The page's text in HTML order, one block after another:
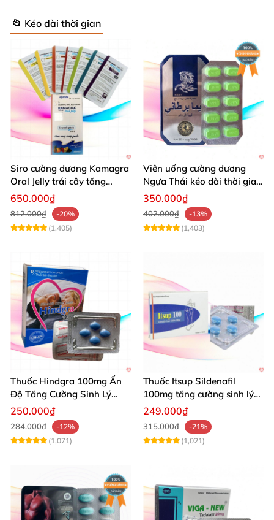
📂 Kéo dài thời gian
Siro cường dương Kamagra
Oral Jelly trái cây tăng
cường sinh lý nam
650.000₫
812.000₫
-20%
(1,405)
Viên uống cường dương
Ngựa Thái kéo dài thời gian
quan hệ
350.000₫
402.000₫
-13%
(1,403)
Thuốc Hindgra 100mg Ấn
Độ Tăng Cường Sinh Lý
Nam Hiệu Quả
250.000₫
284.000₫
-12%
(1,071)
Thuốc Itsup Sildenafil
100mg tăng cường sinh lý
kéo dài thời gian cho nam
249.000₫
315.000₫
-21%
(1,021)